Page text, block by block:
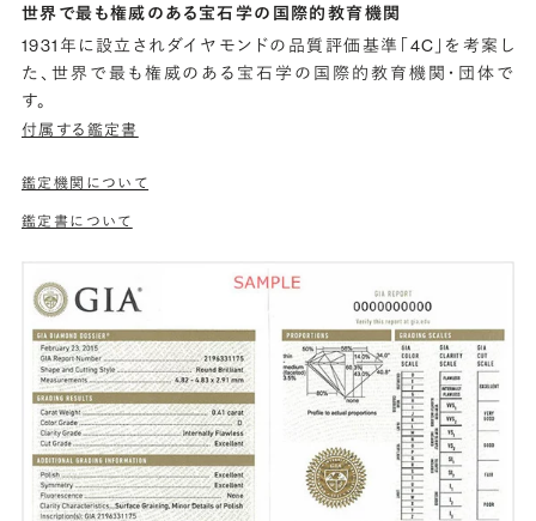
世界で最も権威のある宝石学の国際的教育機関
1931年に設立されダイヤモンドの品質評価基準「4C」を考案し
た、世界で最も権威のある宝石学の国際的教育機関・団体で
す。
付属する鑑定書
鑑定機関について
鑑定書について